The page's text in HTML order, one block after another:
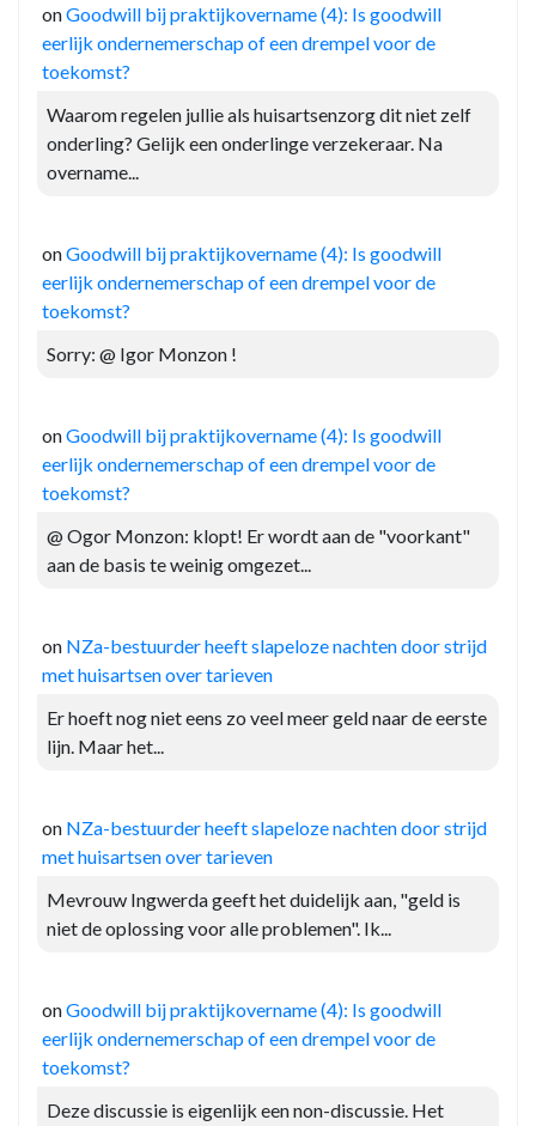
onGoodwill bij praktijkovername (4): Is goodwill
eerlijk ondernemerschap of een drempel voor de
toekomst?
Waarom regelen jullie als huisartsenzorg dit niet zelf
onderling? Gelijk een onderlinge verzekeraar. Na
overname...
onGoodwill bij praktijkovername (4): Is goodwill
eerlijk ondernemerschap of een drempel voor de
toekomst?
Sorry: @ Igor Monzon !
onGoodwill bij praktijkovername (4): Is goodwill
eerlijk ondernemerschap of een drempel voor de
toekomst?
@ Ogor Monzon: klopt! Er wordt aan de "voorkant"
aan de basis te weinig omgezet...
on NZa-bestuurder heeft slapeloze nachten door strijd
met huisartsen over tarieven
Er hoeft nog niet eens zo veel meer geld naar de eerste
lijn. Maar het...
on NZa-bestuurder heeft slapeloze nachten door strijd
met huisartsen over tarieven
Mevrouw Ingwerda geeft het duidelijk aan, "geld is
niet de oplossing voor alle problemen". Ik...
onGoodwill bij praktijkovername (4): Is goodwill
eerlijk ondernemerschap of een drempel voor de
toekomst?
Deze discussie is eigenlijk een non-discussie. Het